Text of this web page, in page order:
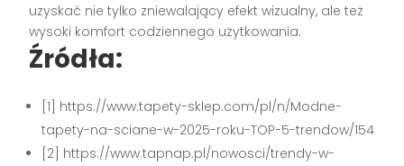
uzyskać nie tylko zniewalający efekt wizualny, ale też
wysoki komfort codziennego użytkowania.
Źródła:
[1] https://www.tapety-sklep.com/pl/n/Modne-
tapety-na-sciane-w-2025-roku-TOP-5-trendow/154
[2] https://www.tapnap.pl/nowosci/trendy-w-